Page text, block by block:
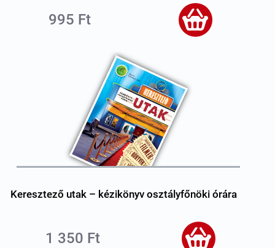
995 Ft
Keresztező utak – kézikönyv osztályfőnöki órára
1 350 Ft